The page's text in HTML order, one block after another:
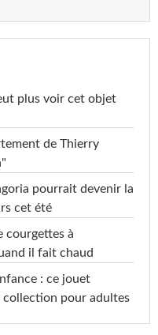
plus voir cet objet
de Thierry
pourrait devenir la
cet été
courgettes à
il fait chaud
: ce jouet
collection pour adultes